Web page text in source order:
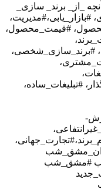
_از_ برند_ سازی_
#بازار_یابی،#مدیریت،
#قیمت_محصول،
#برند_سازی_شخصی،
#تبلیغات_ساده،
#مشق_شب